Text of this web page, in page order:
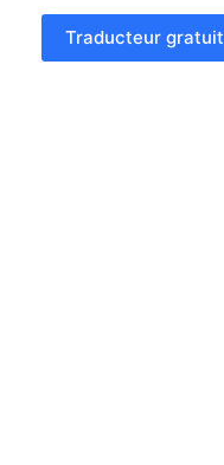
Traducteur gratuit